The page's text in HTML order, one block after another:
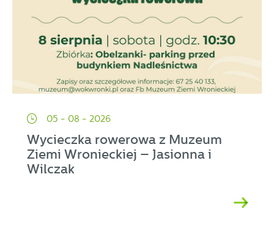
05 - 08 - 2026
Wycieczka rowerowa z Muzeum
Ziemi Wronieckiej – Jasionna i
Wilczak